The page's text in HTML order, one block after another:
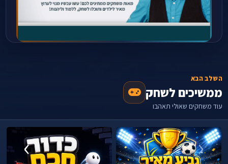
השלב הבא
ממשיכים לשחק
עוד משחקים שאולי תאהבו
‹
›